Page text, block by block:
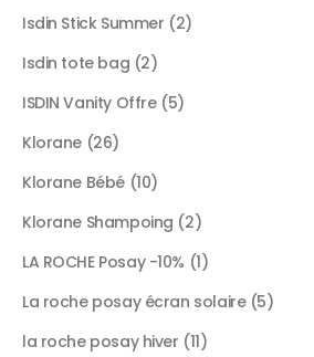
Isdin Stick Summer 2
Isdin tote bag 2
ISDIN Vanity Offre 5
Klorane 26
Klorane Bébé 10
Klorane Shampoing 2
LA ROCHE Posay -10% 1
La roche posay écran solaire 5
la roche posay hiver 11